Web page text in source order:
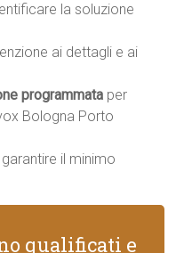
la soluzione
ai dettagli e ai
programmata per
Bologna Porto
il minimo
qualificati e